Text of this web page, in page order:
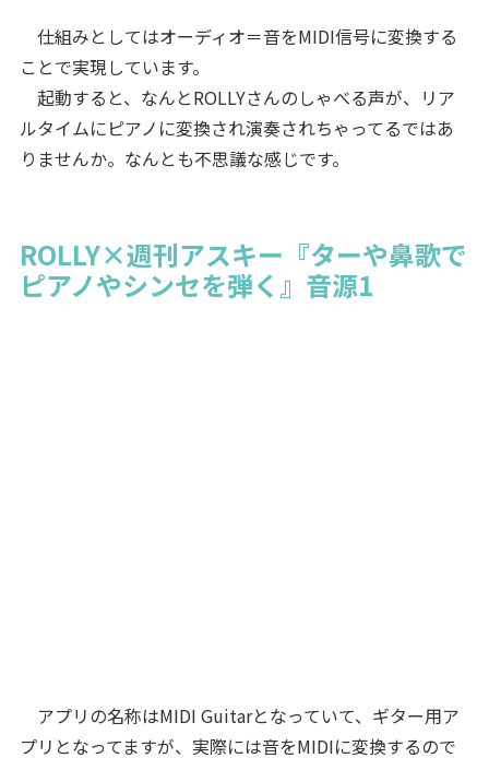
仕組みとしてはオーディオ＝音をMIDI信号に変換する
ことで実現しています。
起動すると、なんとROLLYさんのしゃべる声が、リア
ルタイムにピアノに変換され演奏されちゃってるではあ
りませんか。なんとも不思議な感じです。
ROLLY×週刊アスキー『ターや鼻歌で
ピアノやシンセを弾く』音源1
アプリの名称はMIDI Guitarとなっていて、ギター用ア
プリとなってますが、実際には音をMIDIに変換するので